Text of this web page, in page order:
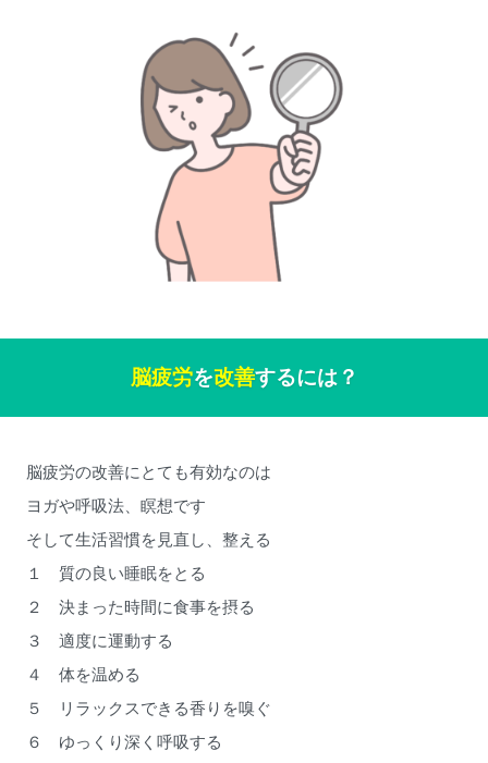
脳疲労を改善するには？
脳疲労の改善にとても有効なのは
ヨガや呼吸法、瞑想です
そして生活習慣を見直し、整える
１ 質の良い睡眠をとる
２ 決まった時間に食事を摂る
３ 適度に運動する
４ 体を温める
５ リラックスできる香りを嗅ぐ
６ ゆっくり深く呼吸する